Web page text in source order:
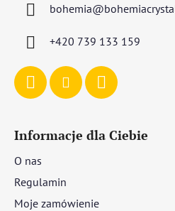
bohemia@
+420 739 133 159
Informacje dla Ciebie
O nas
Regulamin
Moje zamówienie